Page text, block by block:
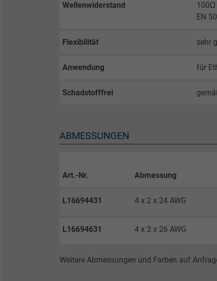
Zweck
Name
Anbieter
Laufzeit
Zweck
Wellenwiderstand
100Ω
EN
Flexibilität sehr
Anwendung für
Schadstofffrei
ABMESSUNGEN
Art.-Nr. Abmessung
L16694431 4 x 2 x 24 AWG
L16694631 4 x 2 x 26 AWG
Weitere Abmessungen und Farben auf